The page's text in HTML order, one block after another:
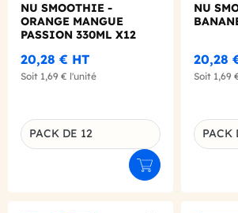
NU SMOOTHIE -
ORANGE MANGUE
PASSION 330ML X12
20,28 € HT
Soit 1,69 € l'unité
Déclinaison du produit
PACK DE 12
Ajouter au panier
NU
20,28
Soit 1,69
PACK